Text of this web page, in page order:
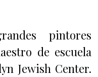
pintores
de escuela
Jewish Center.